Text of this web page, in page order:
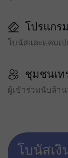
โปรแกร
โบนัสและแคมเ
ชุมชนเท
ผู้เข้าร่วมนับล้า
โบนัสเ